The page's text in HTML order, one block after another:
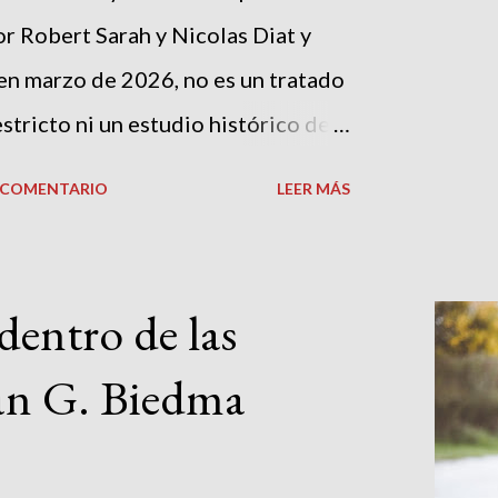
Robert Sarah y Nicolas Diat y
marzo de 2026, no es un tratado
ni un estudio histórico de
dentro de veinticinco años la
faro» o apenas «el eco lejano
sitúa al lector ante una obra de
y deliberadamente alarmista[1].
LEER MÁS
de las
G. Biedma